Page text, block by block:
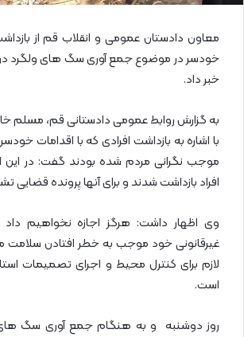
معاون دادستان عمومی و انقلاب قم از
خودسر در موضوع جمع آوری سگ های ولگرد در
خبر داد.
به گزارش روابط عمومی دادستانی قم، مسلم
با اشاره به بازداشت افرادی که با اقدامات
موجب نگرانی مردم شده بودند گفت: در این
افراد بازداشت شدند و برای آنها پرونده
وی اظهار داشت: هرگز اجازه نخواهیم داد
غیرقانونی خود موجب به خطر افتادن سلامت
لازم برای کنترل محیط و اجرای تصمیمات
است.
روز دوشنبه و به هنگام جمع آوری سگ